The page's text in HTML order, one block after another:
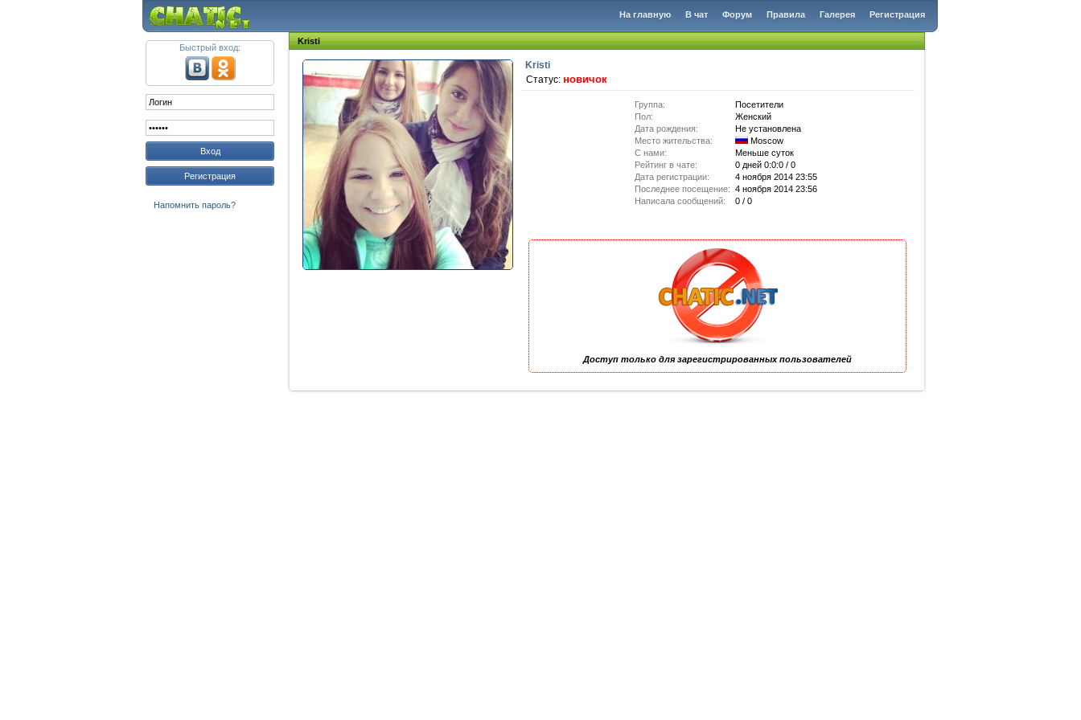
Регистрация
Галерея
Правила
Форум
В чат
На главную
Быстрый вход:
Вход
Регистрация
Напомнить пароль?
Kristi
Kristi
Статус: новичок
Группа:
Посетители
Пол:
Женский
Дата рождения:
Не установлена
Место жительства:
Moscow
C нами:
Меньше суток
Рейтинг в чате:
0 дней 0:0:0 / 0
Дата регистрации:
4 ноября 2014 23:55
Последнее посещение: 4 ноября 2014 23:56
Написала сообщений:
0 / 0
Доступ только для зарегистрированных пользователей